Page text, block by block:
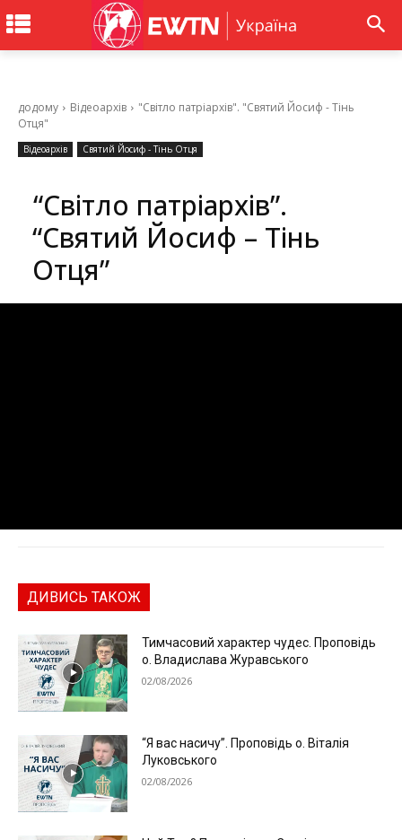
додому Відеоархів
"Світло патріархів". "Святий Йосиф - Тінь
Отця"
Відеоархів Святий Йосиф - Тінь Отця
“Світло патріархів”.
“Святий Йосиф – Тінь
Отця”
ДИВИСЬ ТАКОЖ
Тимчасовий характер чудес. Проповідь
о. Владислава Журавського
02/08/2026
“Я вас насичу”. Проповідь о. Віталія
Луковського
02/08/2026